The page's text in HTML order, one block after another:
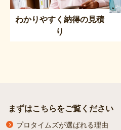
わかりやすく納得の見積
り
まずはこちらをご覧ください
プロタイムズが選ばれる理由